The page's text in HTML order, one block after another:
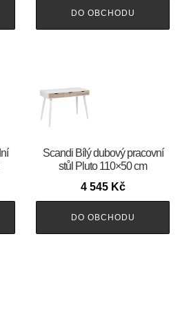
DO OBCHODU
Scandi Bílý dubový pracovní
stůl Pluto 110×50 cm
4 545 Kč
DO OBCHODU